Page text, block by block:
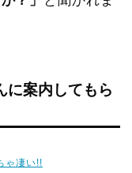
案内してもら
ゃ凄い!!